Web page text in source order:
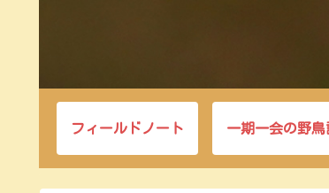
フィールドノート 一期一会の野鳥